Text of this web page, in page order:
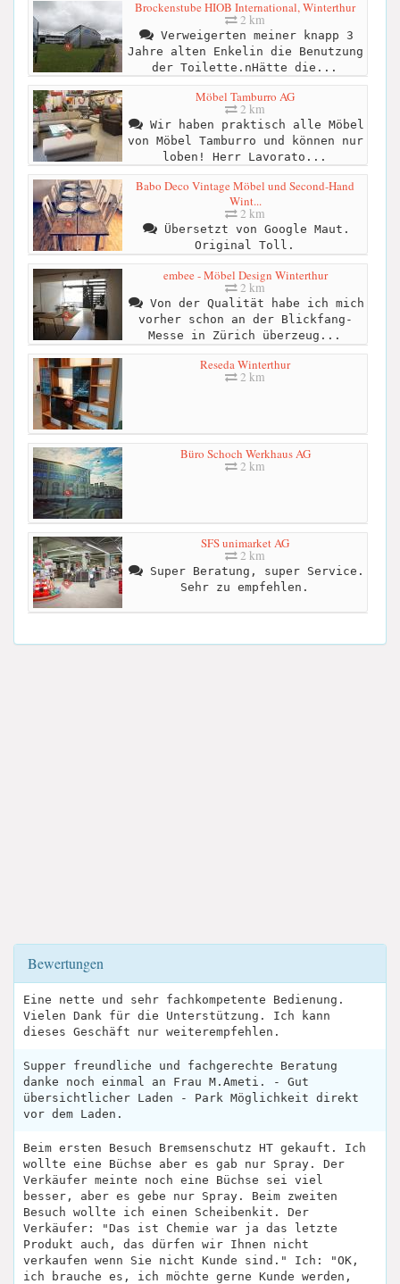
Brockenstube HIOB International, Winterthur
2 km
Verweigerten meiner knapp 3
Jahre alten Enkelin die Benutzung
der Toilette.nHätte die...
Möbel Tamburro AG
2 km
Wir haben praktisch alle Möbel
von Möbel Tamburro und können nur
loben! Herr Lavorato...
Babo Deco Vintage Möbel und Second-Hand
Wint...
2 km
Übersetzt von Google Maut.
Original Toll.
embee - Möbel Design Winterthur
2 km
Von der Qualität habe ich mich
vorher schon an der Blickfang-
Messe in Zürich überzeug...
Reseda Winterthur
2 km
Büro Schoch Werkhaus AG
2 km
SFS unimarket AG
2 km
Super Beratung, super Service.
Sehr zu empfehlen.
Bewertungen
Eine nette und sehr fachkompetente Bedienung.
Vielen Dank für die Unterstützung. Ich kann
dieses Geschäft nur weiterempfehlen.
Supper freundliche und fachgerechte Beratung
danke noch einmal an Frau M.Ameti. - Gut
übersichtlicher Laden - Park Möglichkeit direkt
vor dem Laden.
Beim ersten Besuch Bremsenschutz HT gekauft. Ich
wollte eine Büchse aber es gab nur Spray. Der
Verkäufer meinte noch eine Büchse sei viel
besser, aber es gebe nur Spray. Beim zweiten
Besuch wollte ich einen Scheibenkit. Der
Verkäufer: "Das ist Chemie war ja das letzte
Produkt auch, das dürfen wir Ihnen nicht
verkaufen wenn Sie nicht Kunde sind." Ich: "OK,
ich brauche es, ich möchte gerne Kunde werden,